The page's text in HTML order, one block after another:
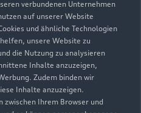
verbundenen Unternehmen
auf unserer Website
und ähnliche Technologien
unsere Website zu
die Nutzung zu analysieren
Inhalte anzuzeigen,
Zudem binden wir
Inhalte anzuzeigen.
zwischen Ihrem Browser und
am Samstag 09:00